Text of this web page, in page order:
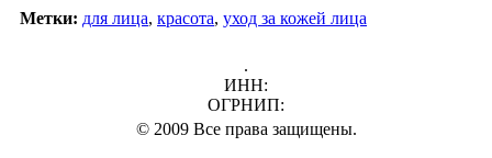
Метки: для лица, красота, уход за кожей лица
.
ИНН:
ОГРНИП:
© 2009 Все права защищены.